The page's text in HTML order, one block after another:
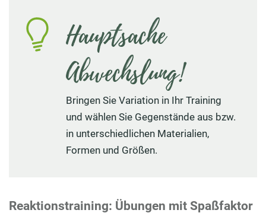
Hauptsache
Abwechslung!
Bringen Sie Variation in Ihr Training
und wählen Sie Gegenstände aus bzw.
in unterschiedlichen Materialien,
Formen und Größen.
Reaktionstraining: Übungen mit Spaßfaktor